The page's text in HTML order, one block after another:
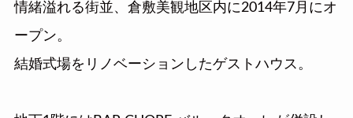
情緒溢れる街並、倉敷美観地区内に2014年7月にオ
ープン。
結婚式場をリノベーションしたゲストハウス。